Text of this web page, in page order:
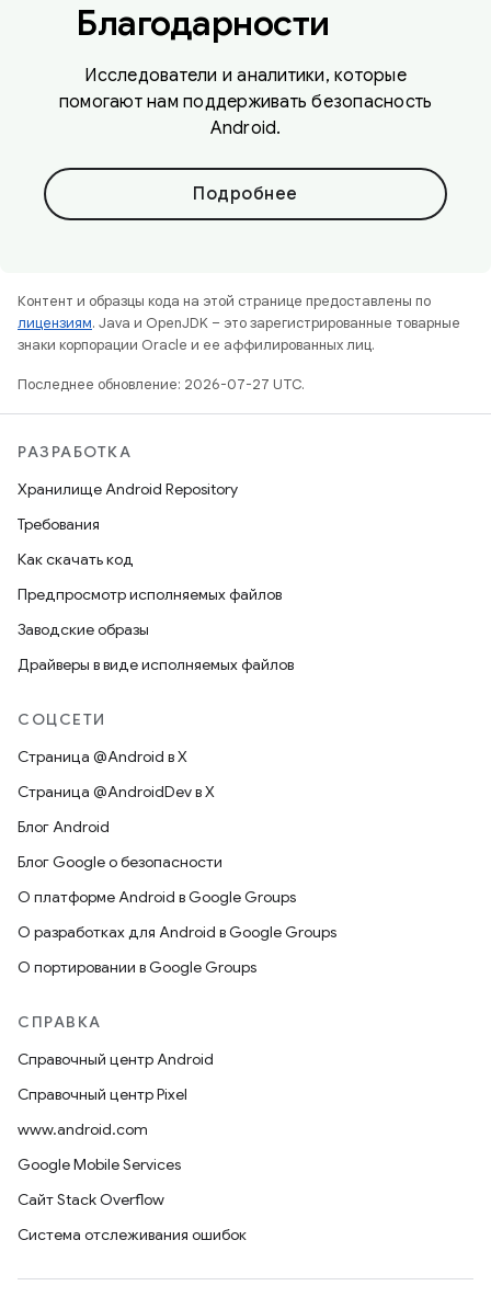
Благодарности
Исследователи и аналитики, которые
помогают нам поддерживать безопасность
Android.
Подробнее
Контент и образцы кода на этой странице предоставлены по
лицензиям. Java и OpenJDK – это зарегистрированные товарные
знаки корпорации Oracle и ее аффилированных лиц.
Последнее обновление: 2026-07-27 UTC.
РАЗРАБОТКА
Хранилище Android Repository
Требования
Как скачать код
Предпросмотр исполняемых файлов
Заводские образы
Драйверы в виде исполняемых файлов
СОЦСЕТИ
Страница @Android в X
Страница @AndroidDev в X
Блог Android
Блог Google о безопасности
О платформе Android в Google Groups
О разработках для Android в Google Groups
О портировании в Google Groups
СПРАВКА
Справочный центр Android
Справочный центр Pixel
www.android.com
Google Mobile Services
Сайт Stack Overflow
Система отслеживания ошибок